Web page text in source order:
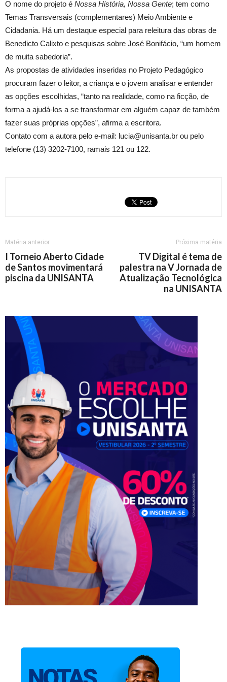
O nome do projeto é Nossa História, Nossa Gente; tem como
Temas Transversais (complementares) Meio Ambiente e
Cidadania. Há um destaque especial para releitura das obras de
Benedicto Calixto e pesquisas sobre José Bonifácio, “um homem
de muita sabedoria”.
As propostas de atividades inseridas no Projeto Pedagógico
procuram fazer o leitor, a criança e o jovem analisar e entender
as opções escolhidas, “tanto na realidade, como na ficção, de
forma a ajudá-los a se transformar em alguém capaz de também
fazer suas próprias opções”, afirma a escritora.
Contato com a autora pelo e-mail: lucia@unisanta.br ou pelo
telefone (13) 3202-7100, ramais 121 ou 122.
Matéria anterior
I Torneio Aberto Cidade
de Santos movimentará
piscina da UNISANTA
Próxima matéria
TV Digital é tema de
palestra na V Jornada de
Atualização Tecnológica
na UNISANTA